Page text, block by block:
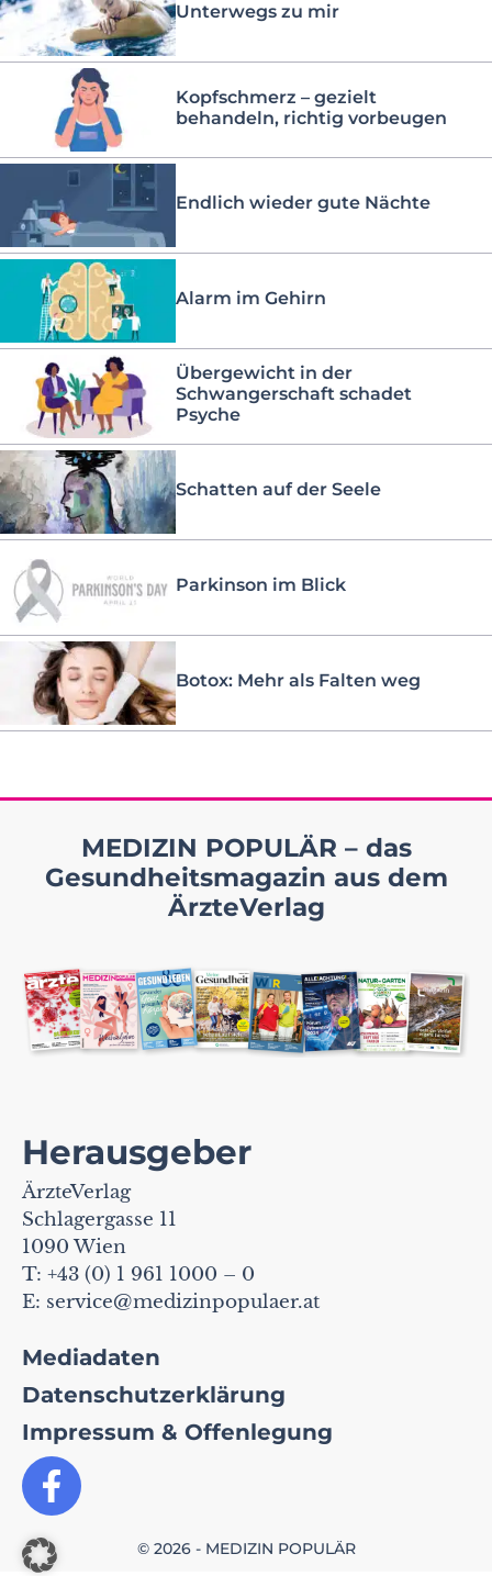
Unterwegs zu mir
Kopfschmerz – gezielt
behandeln, richtig vorbeugen
Endlich wieder gute Nächte
Alarm im Gehirn
Übergewicht in der
Schwangerschaft schadet
Psyche
Schatten auf der Seele
Parkinson im Blick
Botox: Mehr als Falten weg
MEDIZIN POPULÄR – das
Gesundheitsmagazin aus dem
ÄrzteVerlag
Herausgeber
ÄrzteVerlag
Schlagergasse 11
1090 Wien
T: +43 (0) 1 961 1000 – 0
E: service@medizinpopulaer.at
Mediadaten
Datenschutzerklärung
Impressum & Offenlegung
© 2026 - MEDIZIN POPULÄR